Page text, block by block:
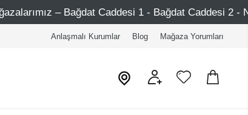
Caddesi 1 - Bağdat Caddesi 2 - Nişantaşı – Etiler –
Anlaşmalı Kurumlar Blog Mağaza Yorumları